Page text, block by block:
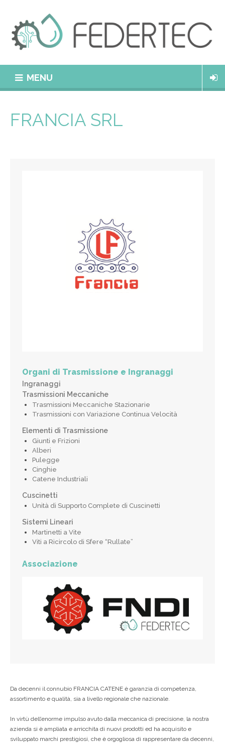
MENU
FRANCIA SRL
Organi di Trasmissione e Ingranaggi
Ingranaggi
Trasmissioni Meccaniche
Trasmissioni Meccaniche Stazionarie
Trasmissioni con Variazione Continua Velocità
Elementi di Trasmissione
Giunti e Frizioni
Alberi
Pulegge
Cinghie
Catene Industriali
Cuscinetti
Unità di Supporto Complete di Cuscinetti
Sistemi Lineari
Martinetti a Vite
Viti a Ricircolo di Sfere “Rullate”
Associazione
Da decenni il connubio FRANCIA CATENE è garanzia di competenza,
assortimento e qualità, sia a livello regionale che nazionale.
In virtù dell’enorme impulso avuto dalla meccanica di precisione, la nostra
azienda si è ampliata e arricchita di nuovi prodotti ed ha acquisito e
sviluppato marchi prestigiosi, che è orgogliosa di rappresentare da decenni,